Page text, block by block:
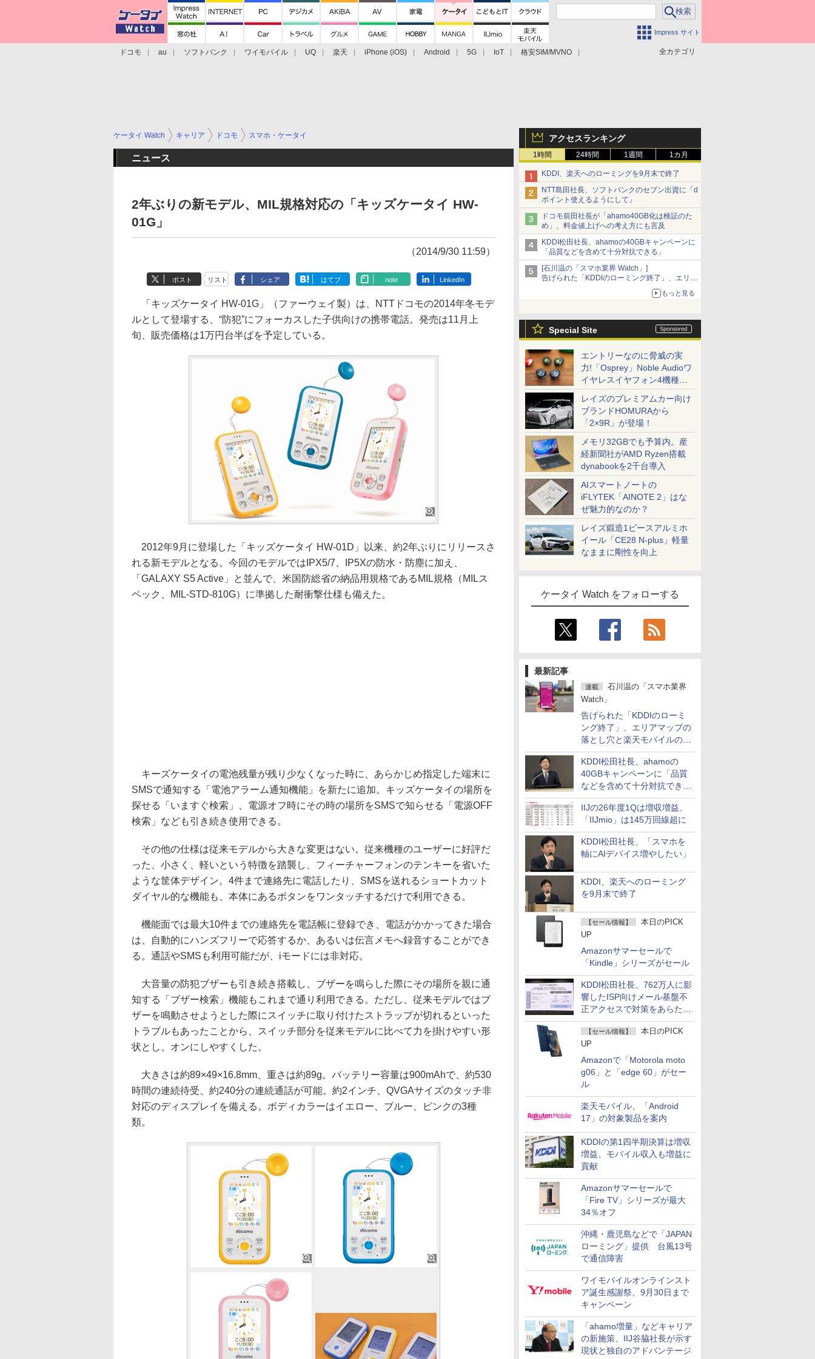
Impress サイト
全カテゴリ
ドコモ au ソフトバンク ワイモバイル UQ 楽天 iPhone (iOS) Android 5G IoT
格安SIM/MVNO
アクセスランキング
1時間 24時間 1週間 1カ月
KDDI、楽天へのローミングを9月末で終了
NTT島田社長、ソフトバンクのセブン出資に「d
ポイント使えるようにして」
ドコモ前田社長が「ahamo40GB化は検証のた
め」、料金値上げへの考え方にも言及
KDDI松田社長、ahamoの40GBキャンペーンに
「品質などを含めて十分対抗できる」
[石川温の「スマホ業界 Watch」]
告げられた「KDDIのローミング終了」、エリア
マップの落とし穴と楽天モバイルの課題
もっと見る
Special Site
エントリーなのに脅威の実
力!「Osprey」Noble Audioワ
イヤレスイヤフォン4機種を
一気に聴く
レイズのプレミアムカー向け
ブランドHOMURAから
「2×9R」が登場！
メモリ32GBでも予算内。産
経新聞社がAMD Ryzen搭載
dynabookを2千台導入
AIスマートノートの
iFLYTEK「AINOTE 2」はな
ぜ魅力的なのか？
レイズ鍛造1ピースアルミホ
イール「CE28 N-plus」軽量
なままに剛性を向上
ケータイ Watch をフォローする
最新記事
連載
石川温の「スマホ業界
Watch」
告げられた「KDDIのローミ
ング終了」、エリアマップの
落とし穴と楽天モバイルの課
題
KDDI松田社長、ahamoの
40GBキャンペーンに「品質
などを含めて十分対抗でき
る」
IIJの26年度1Qは増収増益、
「IIJmio」は145万回線超に
KDDI松田社長、「スマホを
軸にAIデバイス増やしたい」
KDDI、楽天へのローミング
を9月末で終了
【セール情報】
本日のPICK
UP
Amazonサマーセールで
「Kindle」シリーズがセール
KDDI松田社長、762万人に影
響したISP向けメール基盤不
正アクセスで対策をあらため
て説明
【セール情報】
本日のPICK
UP
Amazonで「Motorola moto
g06」と「edge 60」がセー
ル
楽天モバイル、「Android
17」の対象製品を案内
KDDIの第1四半期決算は増収
増益、モバイル収入も増益に
貢献
Amazonサマーセールで
「Fire TV」シリーズが最大
34％オフ
沖縄・鹿児島などで「JAPAN
ローミング」提供 台風13号
で通信障害
ワイモバイルオンラインスト
ア誕生感謝祭、9月30日まで
キャンペーン
「ahamo増量」などキャリア
の新施策、IIJ谷脇社長が示す
現状と独自のアドバンテージ
ケータイ Watch キャリア ドコモ スマホ・ケータイ
ニュース
2年ぶりの新モデル、MIL規格対応の「キッズケータイ HW-
01G」
（2014/9/30 11:59）
ポスト リスト シェア はてブ note LinkedIn
「キッズケータイ HW-01G」（ファーウェイ製）は、NTTドコモの2014年冬モデ
ルとして登場する、“防犯”にフォーカスした子供向けの携帯電話。発売は11月上
旬、販売価格は1万円台半ばを予定している。
2012年9月に登場した「キッズケータイ HW-01D」以来、約2年ぶりにリリースさ
れる新モデルとなる。今回のモデルではIPX5/7、IP5Xの防水・防塵に加え、
「GALAXY S5 Active」と並んで、米国防総省の納品用規格であるMIL規格（MILス
ペック、MIL-STD-810G）に準拠した耐衝撃仕様も備えた。
キーズケータイの電池残量が残り少なくなった時に、あらかじめ指定した端末に
SMSで通知する「電池アラーム通知機能」を新たに追加。キッズケータイの場所を
探せる「いますぐ検索」、電源オフ時にその時の場所をSMSで知らせる「電源OFF
検索」なども引き続き使用できる。
その他の仕様は従来モデルから大きな変更はない。従来機種のユーザーに好評だ
った、小さく、軽いという特徴を踏襲し、フィーチャーフォンのテンキーを省いた
ような筐体デザイン。4件まで連絡先に電話したり、SMSを送れるショートカット
ダイヤル的な機能も、本体にあるボタンをワンタッチするだけで利用できる。
機能面では最大10件までの連絡先を電話帳に登録でき、電話がかかってきた場合
は、自動的にハンズフリーで応答するか、あるいは伝言メモへ録音することができ
る。通話やSMSも利用可能だが、iモードには非対応。
大音量の防犯ブザーも引き続き搭載し、ブザーを鳴らした際にその場所を親に通
知する「ブザー検索」機能もこれまで通り利用できる。ただし、従来モデルではブ
ザーを鳴動させようとした際にスイッチに取り付けたストラップが切れるといった
トラブルもあったことから、スイッチ部分を従来モデルに比べて力を掛けやすい形
状とし、オンにしやすくした。
大きさは約89×49×16.8mm、重さは約89g。バッテリー容量は900mAhで、約530
時間の連続待受、約240分の連続通話が可能。約2インチ、QVGAサイズのタッチ非
対応のディスプレイを備える。ボディカラーはイエロー、ブルー、ピンクの3種
類。